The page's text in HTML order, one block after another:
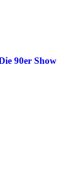
90er Show